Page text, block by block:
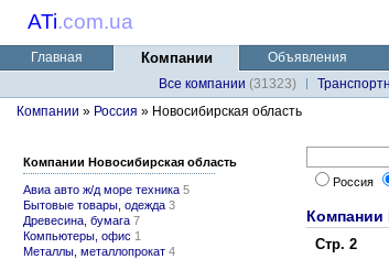
ATi.com.ua
Главная Компании Объявления
Все компании (31323)
Компании » Россия » Новосибирская область
Компании Новосибирская область
Авиа авто ж/д море техника 5
Бытовые товары, одежда 3
Древесина, бумага 7
Компьютеры, офис 1
Металлы, металлопрокат 4
Россия
Компании
Стр. 2